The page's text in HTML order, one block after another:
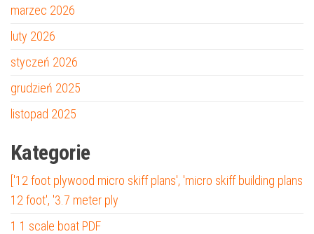
marzec 2026
luty 2026
styczeń 2026
grudzień 2025
listopad 2025
Kategorie
['12 foot plywood micro skiff plans', 'micro skiff building plans
12 foot', '3.7 meter ply
1 1 scale boat PDF